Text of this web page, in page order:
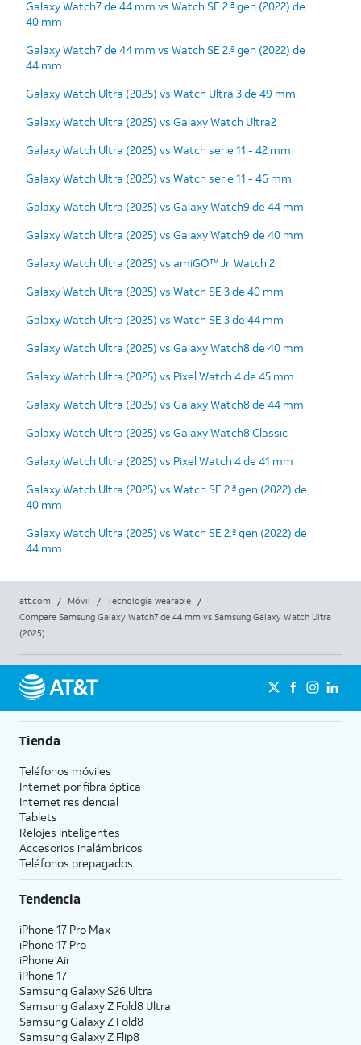
Galaxy Watch7 de 44 mm vs Watch SE 2.ª gen (2022) de
40 mm
Galaxy Watch7 de 44 mm vs Watch SE 2.ª gen (2022) de
44 mm
Galaxy Watch Ultra (2025) vs Watch Ultra 3 de 49 mm
Galaxy Watch Ultra (2025) vs Galaxy Watch Ultra2
Galaxy Watch Ultra (2025) vs Watch serie 11 - 42 mm
Galaxy Watch Ultra (2025) vs Watch serie 11 - 46 mm
Galaxy Watch Ultra (2025) vs Galaxy Watch9 de 44 mm
Galaxy Watch Ultra (2025) vs Galaxy Watch9 de 40 mm
Galaxy Watch Ultra (2025) vs amiGO™ Jr. Watch 2
Galaxy Watch Ultra (2025) vs Watch SE 3 de 40 mm
Galaxy Watch Ultra (2025) vs Watch SE 3 de 44 mm
Galaxy Watch Ultra (2025) vs Galaxy Watch8 de 40 mm
Galaxy Watch Ultra (2025) vs Pixel Watch 4 de 45 mm
Galaxy Watch Ultra (2025) vs Galaxy Watch8 de 44 mm
Galaxy Watch Ultra (2025) vs Galaxy Watch8 Classic
Galaxy Watch Ultra (2025) vs Pixel Watch 4 de 41 mm
Galaxy Watch Ultra (2025) vs Watch SE 2.ª gen (2022) de
40 mm
Galaxy Watch Ultra (2025) vs Watch SE 2.ª gen (2022) de
44 mm
att.com / Móvil / Tecnología wearable
/
Compare Samsung Galaxy Watch7 de 44 mm vs Samsung Galaxy Watch Ultra
(2025)
Tienda
Teléfonos móviles
Internet por fibra óptica
Internet residencial
Tablets
Relojes inteligentes
Accesorios inalámbricos
Teléfonos prepagados
Tendencia
iPhone 17 Pro Max
iPhone 17 Pro
iPhone Air
iPhone 17
Samsung Galaxy S26 Ultra
Samsung Galaxy Z Fold8 Ultra
Samsung Galaxy Z Fold8
Samsung Galaxy Z Flip8